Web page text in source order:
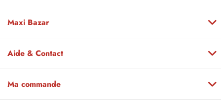
Maxi Bazar
Aide & Contact
Ma commande